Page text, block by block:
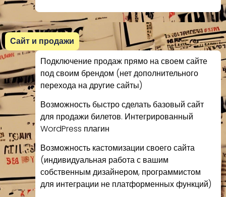
Сайт и продажи
Подключение продаж прямо на своем сайте
под своим брендом (нет дополнительного
перехода на другие сайты)
Возможность быстро сделать базовый сайт
для продажи билетов. Интегрированный
WordPress плагин
Возможность кастомизации своего сайта
(индивидуальная работа с вашим
собственным дизайнером, программистом
для интеграции не платформенных функций)